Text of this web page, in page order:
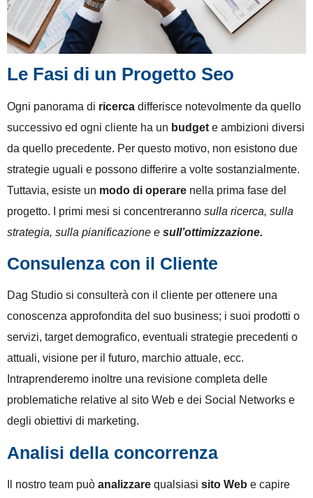
Le Fasi di un Progetto Seo
Ogni panorama di ricerca differisce notevolmente da quello
successivo ed ogni cliente ha un budget e ambizioni diversi
da quello precedente. Per questo motivo, non esistono due
strategie uguali e possono differire a volte sostanzialmente.
Tuttavia, esiste un modo di operare nella prima fase del
progetto. I primi mesi si concentreranno sulla ricerca, sulla
strategia, sulla pianificazione e sull’ottimizzazione.
Consulenza con il Cliente
Dag Studio si consulterà con il cliente per ottenere una
conoscenza approfondita del suo business; i suoi prodotti o
servizi, target demografico, eventuali strategie precedenti o
attuali, visione per il futuro, marchio attuale, ecc.
Intraprenderemo inoltre una revisione completa delle
problematiche relative al sito Web e dei Social Networks e
degli obiettivi di marketing.
Analisi della concorrenza
Il nostro team può analizzare qualsiasi sito Web e capire